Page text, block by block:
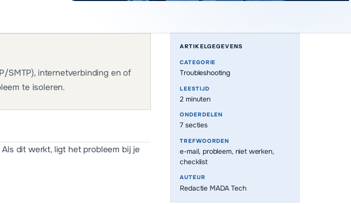
SMTP), internetverbinding en of
te isoleren.
dit werkt, ligt het probleem bij je
ARTIKELGEGEVENS
CATEGORIE
Troubleshooting
LEESTIJD
2 minuten
ONDERDELEN
7 secties
TREFWOORDEN
e-mail, probleem, niet werken,
checklist
AUTEUR
Redactie MADA Tech